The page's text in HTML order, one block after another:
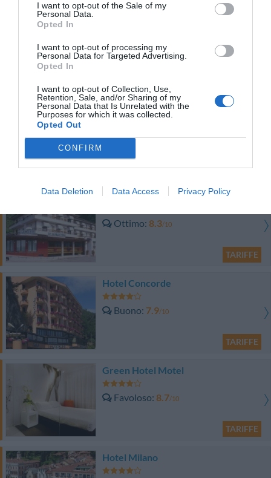
I want to opt-out of the Sale of my
Personal Data.
Opted In
I want to opt-out of processing my
Personal Data for Targeted Advertising.
Opted In
I want to opt-out of Collection, Use,
Retention, Sale, and/or Sharing of my
Personal Data that Is Unrelated with the
Purposes for which it was collected.
Opted Out
CONFIRM
Data Deletion Data Access Privacy Policy
Favoloso 8.6
Antico Verbano
Favoloso 8.9/10
TARIFFE
Hotel Lo Scoiattolo
Ottimo 8.3/10
TARIFFE
Hotel Concorde
Buono 7.9/10
TARIFFE
Green Hotel Motel
Favoloso 8.7/10
TARIFFE
Hotel Milano